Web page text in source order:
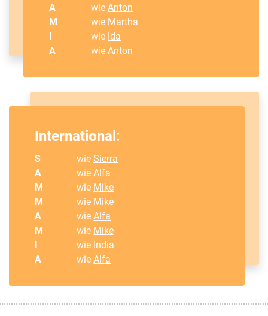
A
wieAnton
M
wie Martha
wie Ida
A
wieAnton
International:
S wieSierra
A
wieAlfa
M
wie Mike
M
wie Mike
A
wieAlfa
M
wie Mike
wie India
A
wieAlfa